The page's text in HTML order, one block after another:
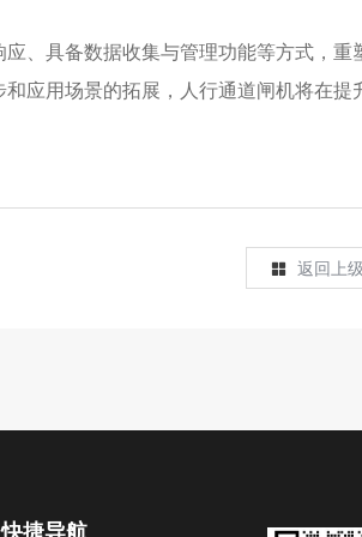
、具备数据收集与管理功能等方式，重
应用场景的拓展，人行通道闸机将在提
返回上级
快捷导航